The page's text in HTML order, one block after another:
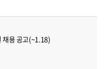
채용 공고(~1.18)